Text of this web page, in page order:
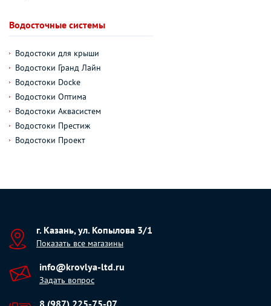
Водосточные системы
Водостоки для крыши
Водостоки Гранд Лайн
Водостоки Docke
Водостоки Оптима
Водостоки Аквасистем
Водостоки Престиж
Водостоки Проект
г. Казань, ул. Копылова 3/1
Показать все магазины
info@krovlya-ltd.ru
Задать вопрос
8 (987) 225-75-07